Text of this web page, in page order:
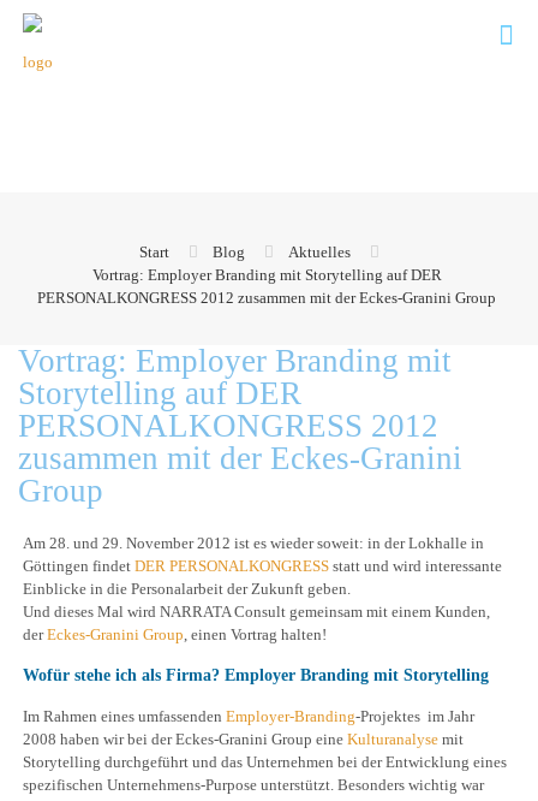
Start Blog
Aktuelles
Vortrag: Employer Branding mit Storytelling auf DER
PERSONALKONGRESS 2012 zusammen mit der Eckes-Granini Group
Vortrag: Employer Branding mit
Storytelling auf DER
PERSONALKONGRESS 2012
zusammen mit der Eckes-Granini
Group
Am 28. und 29. November 2012 ist es wieder soweit: in der Lokhalle in
Göttingen findetDER PERSONALKONGRESS statt und wird interessante
Einblicke in die Personalarbeit der Zukunft geben.
Und dieses Mal wird NARRATA Consult gemeinsam mit einem Kunden,
derEckes-Granini Group, einen Vortrag halten!
Wofür stehe ich als Firma? Employer Branding mit Storytelling
Im Rahmen eines umfassendenEmployer-Branding-Projektes im Jahr
2008 haben wir bei der Eckes-Granini Group eineKulturanalyse mit
Storytelling durchgeführt und das Unternehmen bei der Entwicklung eines
spezifischen Unternehmens-Purpose unterstützt. Besonders wichtig war